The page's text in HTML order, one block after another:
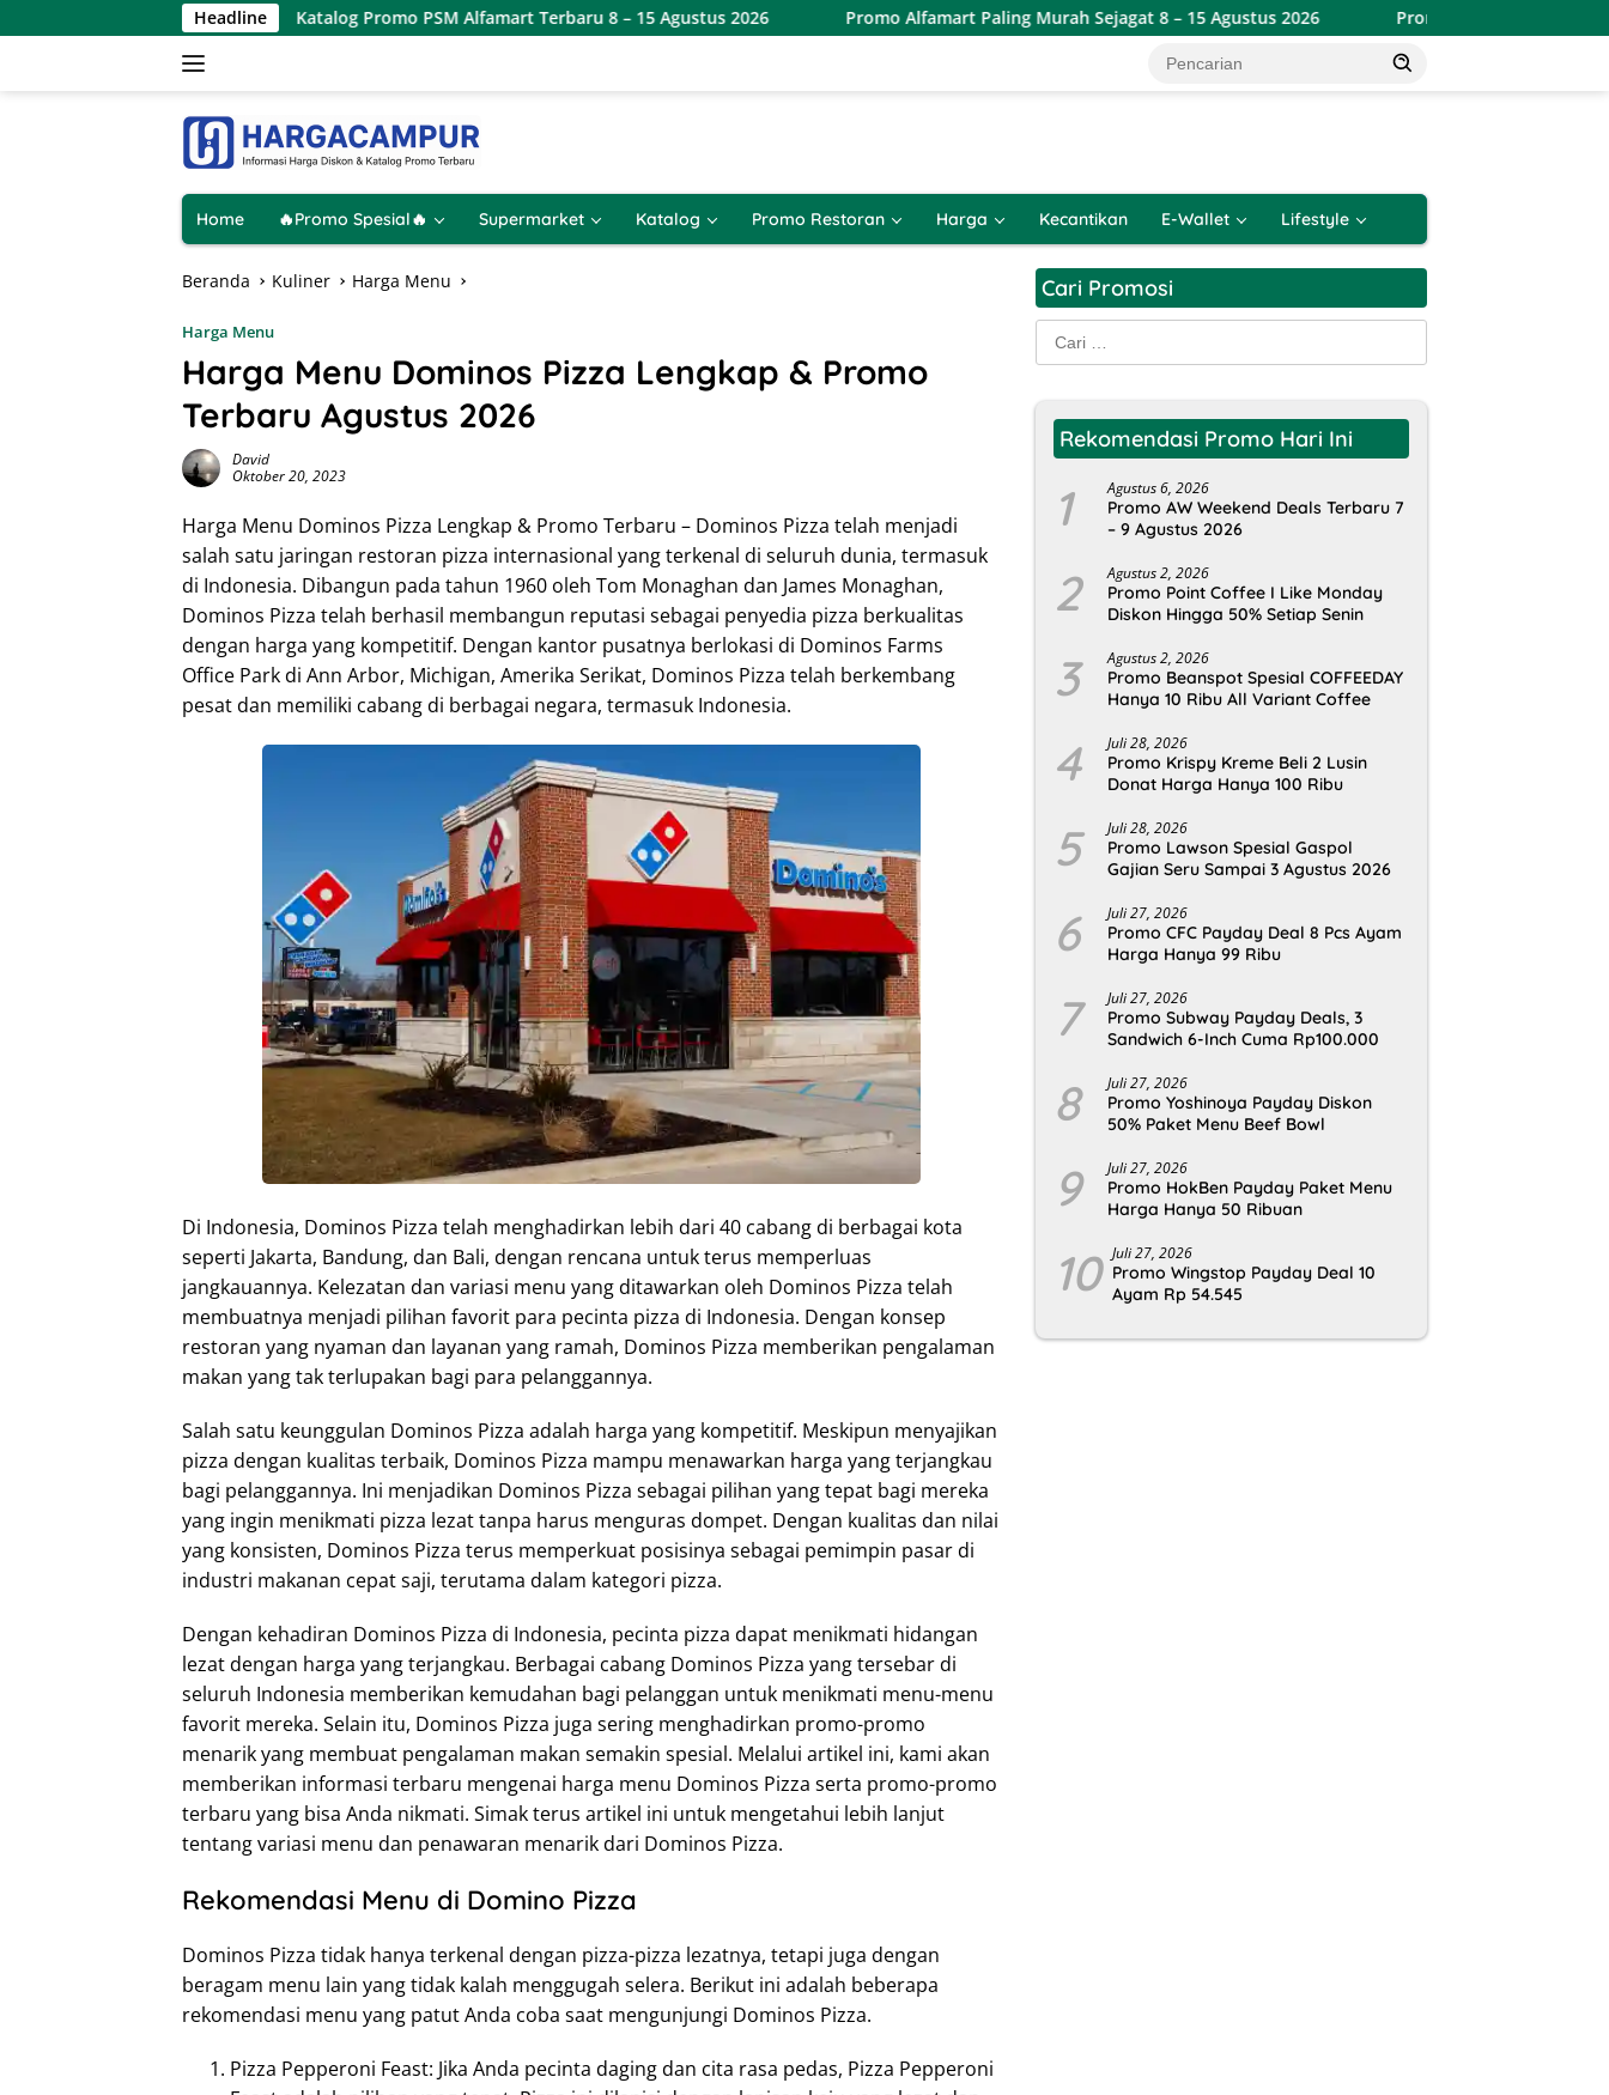
ke
Headline
Katalog Promo PSM Alfamart Terbaru 8 – 15 Agustus 2026 Promo Alfamart Paling Murah Sejagat 8 – 15 Agustus 2026 Promo Alfamart Double Date Spesial
Home 🔥Promo Spesial🔥 Supermarket Katalog Promo Restoran Harga Kecantikan E-Wallet Lifestyle
Beranda Kuliner Harga Menu
Harga Menu
Harga Menu Dominos Pizza Lengkap & Promo
Terbaru Agustus 2026
David
Oktober 20, 2023
Harga Menu Dominos Pizza Lengkap & Promo Terbaru – Dominos Pizza telah menjadi
salah satu jaringan restoran pizza internasional yang terkenal di seluruh dunia, termasuk
di Indonesia. Dibangun pada tahun 1960 oleh Tom Monaghan dan James Monaghan,
Dominos Pizza telah berhasil membangun reputasi sebagai penyedia pizza berkualitas
dengan harga yang kompetitif. Dengan kantor pusatnya berlokasi di Dominos Farms
Office Park di Ann Arbor, Michigan, Amerika Serikat, Dominos Pizza telah berkembang
pesat dan memiliki cabang di berbagai negara, termasuk Indonesia.
Di Indonesia, Dominos Pizza telah menghadirkan lebih dari 40 cabang di berbagai kota
seperti Jakarta, Bandung, dan Bali, dengan rencana untuk terus memperluas
jangkauannya. Kelezatan dan variasi menu yang ditawarkan oleh Dominos Pizza telah
membuatnya menjadi pilihan favorit para pecinta pizza di Indonesia. Dengan konsep
restoran yang nyaman dan layanan yang ramah, Dominos Pizza memberikan pengalaman
makan yang tak terlupakan bagi para pelanggannya.
Salah satu keunggulan Dominos Pizza adalah harga yang kompetitif. Meskipun menyajikan
pizza dengan kualitas terbaik, Dominos Pizza mampu menawarkan harga yang terjangkau
bagi pelanggannya. Ini menjadikan Dominos Pizza sebagai pilihan yang tepat bagi mereka
yang ingin menikmati pizza lezat tanpa harus menguras dompet. Dengan kualitas dan nilai
yang konsisten, Dominos Pizza terus memperkuat posisinya sebagai pemimpin pasar di
industri makanan cepat saji, terutama dalam kategori pizza.
Dengan kehadiran Dominos Pizza di Indonesia, pecinta pizza dapat menikmati hidangan
lezat dengan harga yang terjangkau. Berbagai cabang Dominos Pizza yang tersebar di
seluruh Indonesia memberikan kemudahan bagi pelanggan untuk menikmati menu-menu
favorit mereka. Selain itu, Dominos Pizza juga sering menghadirkan promo-promo
menarik yang membuat pengalaman makan semakin spesial. Melalui artikel ini, kami akan
memberikan informasi terbaru mengenai harga menu Dominos Pizza serta promo-promo
terbaru yang bisa Anda nikmati. Simak terus artikel ini untuk mengetahui lebih lanjut
tentang variasi menu dan penawaran menarik dari Dominos Pizza.
Rekomendasi Menu di Domino Pizza
Dominos Pizza tidak hanya terkenal dengan pizza-pizza lezatnya, tetapi juga dengan
beragam menu lain yang tidak kalah menggugah selera. Berikut ini adalah beberapa
rekomendasi menu yang patut Anda coba saat mengunjungi Dominos Pizza.
Pizza Pepperoni Feast: Jika Anda pecinta daging dan cita rasa pedas, Pizza Pepperoni
Cari Promosi
Cari
untuk:
Rekomendasi Promo Hari Ini
1 Agustus 6, 2026
Promo AW Weekend Deals Terbaru 7
– 9 Agustus 2026
2 Agustus 2, 2026
Promo Point Coffee I Like Monday
Diskon Hingga 50% Setiap Senin
3 Agustus 2, 2026
Promo Beanspot Spesial COFFEEDAY
Hanya 10 Ribu All Variant Coffee
4 Juli 28, 2026
Promo Krispy Kreme Beli 2 Lusin
Donat Harga Hanya 100 Ribu
5 Juli 28, 2026
Promo Lawson Spesial Gaspol
Gajian Seru Sampai 3 Agustus 2026
6 Juli 27, 2026
Promo CFC Payday Deal 8 Pcs Ayam
Harga Hanya 99 Ribu
7 Juli 27, 2026
Promo Subway Payday Deals, 3
Sandwich 6-Inch Cuma Rp100.000
8 Juli 27, 2026
Promo Yoshinoya Payday Diskon
50% Paket Menu Beef Bowl
9 Juli 27, 2026
Promo HokBen Payday Paket Menu
Harga Hanya 50 Ribuan
10 Juli 27, 2026
Promo Wingstop Payday Deal 10
Ayam Rp 54.545